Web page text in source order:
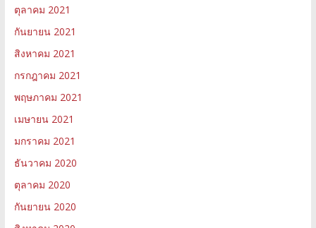
ตุลาคม 2021
กันยายน 2021
สิงหาคม 2021
กรกฎาคม 2021
พฤษภาคม 2021
เมษายน 2021
มกราคม 2021
ธันวาคม 2020
ตุลาคม 2020
กันยายน 2020